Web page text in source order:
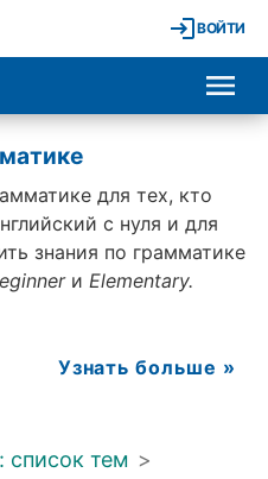
ВОЙТИ
для тех, кто
с нуля и для
знания по грамматике
и Elementary.
Узнать больше »
список тем >